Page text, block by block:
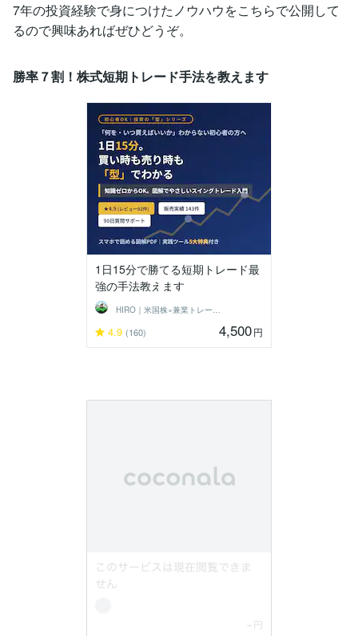
7年の投資経験で身につけたノウハウをこちらで公開して
るので興味あればぜひどうぞ。
勝率７割！株式短期トレード手法を教えます
1日15分で勝てる短期トレード最
強の手法教えます
HIRO｜米国株×兼業トレーダー
4.9 (160) 4,500円